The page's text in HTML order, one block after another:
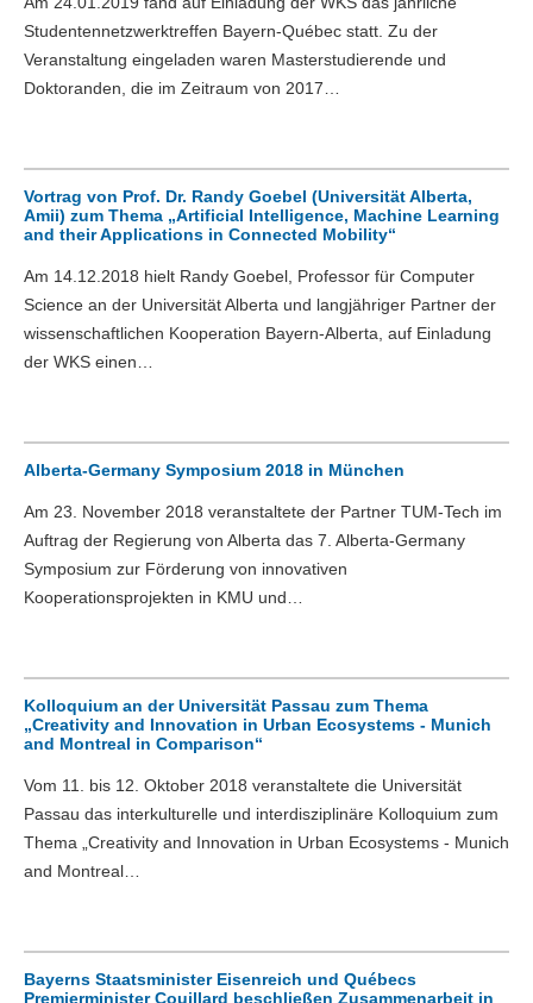
Studentennetzwerktreffen Bayern-Québec statt. Zu der
Veranstaltung eingeladen waren Masterstudierende und
Doktoranden, die im Zeitraum von 2017…
Vortrag von Prof. Dr. Randy Goebel (Universität Alberta,
Amii) zum Thema „Artificial Intelligence, Machine Learning
and their Applications in Connected Mobility“
Am 14.12.2018 hielt Randy Goebel, Professor für Computer
Science an der Universität Alberta und langjähriger Partner der
wissenschaftlichen Kooperation Bayern-Alberta, auf Einladung
der WKS einen…
Alberta-Germany Symposium 2018 in München
Am 23. November 2018 veranstaltete der Partner TUM-Tech im
Auftrag der Regierung von Alberta das 7. Alberta-Germany
Symposium zur Förderung von innovativen
Kooperationsprojekten in KMU und…
Kolloquium an der Universität Passau zum Thema
„Creativity and Innovation in Urban Ecosystems - Munich
and Montreal in Comparison“
Vom 11. bis 12. Oktober 2018 veranstaltete die Universität
Passau das interkulturelle und interdisziplinäre Kolloquium zum
Thema „Creativity and Innovation in Urban Ecosystems - Munich
and Montreal…
Bayerns Staatsminister Eisenreich und Québecs
Premierminister Couillard beschließen Zusammenarbeit in